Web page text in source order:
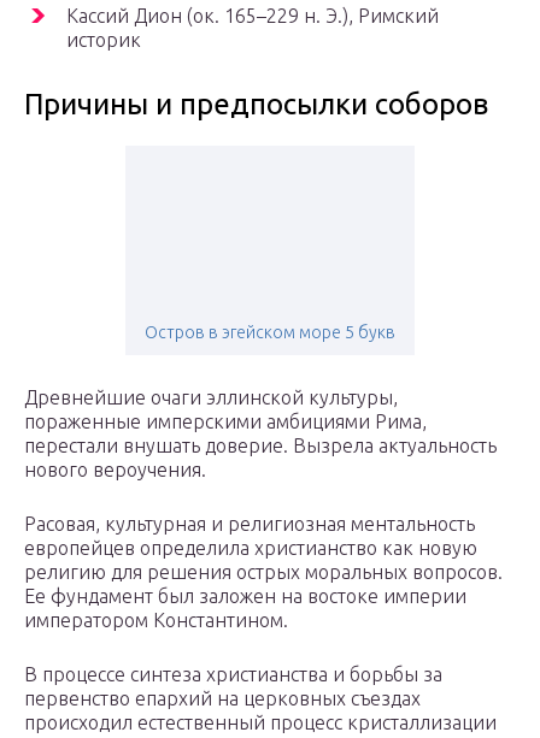
Кассий Дион (ок. 165–229 н. Э.), Римский
историк
Причины и предпосылки соборов
Остров в эгейском море 5 букв
Древнейшие очаги эллинской культуры,
пораженные имперскими амбициями Рима,
перестали внушать доверие. Вызрела актуальность
нового вероучения.
Расовая, культурная и религиозная ментальность
европейцев определила христианство как новую
религию для решения острых моральных вопросов.
Ее фундамент был заложен на востоке империи
императором Константином.
В процессе синтеза христианства и борьбы за
первенство епархий на церковных съездах
происходил естественный процесс кристаллизации